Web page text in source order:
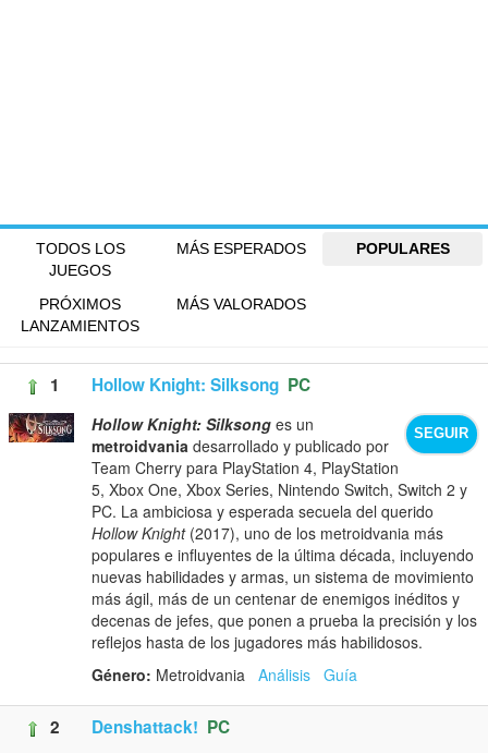
TODOS LOS
JUEGOS
MÁS ESPERADOS POPULARES
PRÓXIMOS
LANZAMIENTOS
MÁS VALORADOS
1 Hollow Knight: Silksong PC
SEGUIR
Hollow Knight: Silksong es un
metroidvania desarrollado y publicado por
Team Cherry para PlayStation 4, PlayStation
5, Xbox One, Xbox Series, Nintendo Switch, Switch 2 y
PC. La ambiciosa y esperada secuela del querido
Hollow Knight(2017), uno de los metroidvania más
populares e influyentes de la última década, incluyendo
nuevas habilidades y armas, un sistema de movimiento
más ágil, más de un centenar de enemigos inéditos y
decenas de jefes, que ponen a prueba la precisión y los
reflejos hasta de los jugadores más habilidosos.
Género: Metroidvania Análisis Guía
2 Denshattack! PC